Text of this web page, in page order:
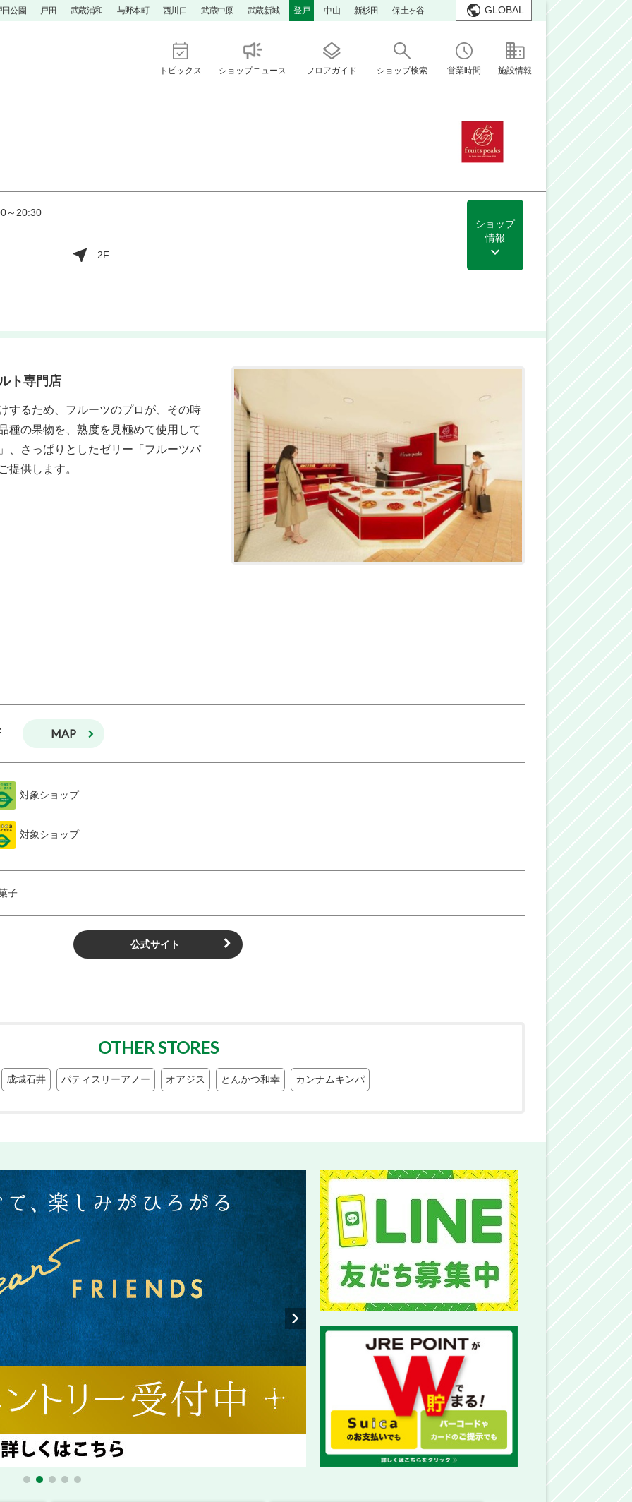
田公園 戸田 武蔵浦和 与野本町 西川口 武蔵中原 武蔵新城 登戸 中山 新杉田 保土ヶ谷 GLOBAL
トピックス ショップニュース フロアガイド ショップ検索 営業時間 施設情報
～20:30
2F
ショップ
情報
ト専門店
するため、フルーツのプロが、その時
種の果物を、熟度を見極めて使用して
、さっぱりとしたゼリー「フルーツパ
MAP
対象ショップ
対象ショップ
子
公式サイト
OTHER STORES
成城石井 パティスリーアノー オアジス とんかつ和幸 カンナムキンパ